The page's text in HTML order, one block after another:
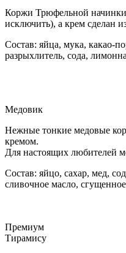
Коржи Трюфельной
исключить), а крем сделан
Состав: яйца, мука, какао-
разрыхлитель, сода,
Медовик
Нежные тонкие медовые
кремом.
Для настоящих любителей
Состав: яйцо, сахар, мед,
сливочное масло,
Премиум
Тирамису